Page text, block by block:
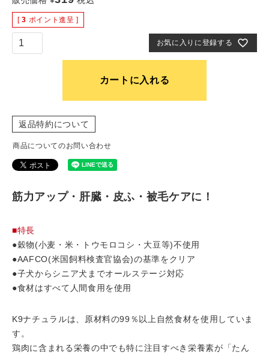
[ 3 ポイント進呈 ]
お気に入りに登録する
カートに入れる
返品特約について
商品についてのお問い合わせ
筋力アップ・肝臓・皮ふ・被毛ケアに！
■特長
●穀物(小麦・米・トウモロコシ・大豆等)不使用
●AAFCO(米国飼料検査官協会)の基準をクリア
●子犬からシニア犬までオールステージ対応
●食材はすべて人間食用を使用
K9ナチュラルは、原材料の99％以上自然食材を使用していま
す。
鶏肉に含まれる栄養の中でも特に注目すべき栄養素が「たん